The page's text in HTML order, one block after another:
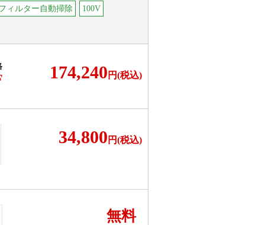
ィルター自動掃除 100V
174,240 円(税込)
34,800 円(税込)
無料